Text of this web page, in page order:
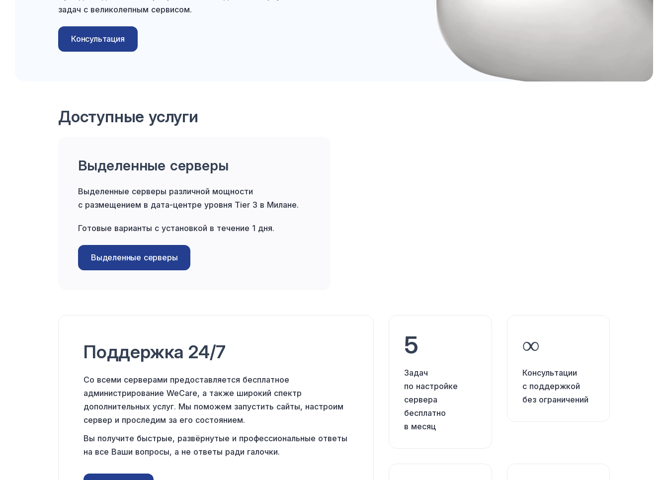
задач с великолепным сервисом.
Консультация
Доступные услуги
Выделенные серверы
Выделенные серверы различной мощности
с размещением в дата-центре уровня Tier 3 в Милане.
Готовые варианты с установкой в течение 1 дня.
Выделенные серверы
Поддержка 24/7
Со всеми серверами предоставляется бесплатное
администрирование WeCare, а также широкий спектр
дополнительных услуг. Мы поможем запустить сайты, настроим
сервер и проследим за его состоянием.
Вы получите быстрые, развёрнутые и профессиональные ответы
на все Ваши вопросы, а не ответы ради галочки.
5
Задач
по настройке
сервера
бесплатно
в месяц
∞
Консультации
с поддержкой
без ограничений